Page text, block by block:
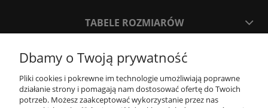
TABELE ROZMIARÓW
SPOSOBY PŁATNOŚCI ORAZ CZAS I KOSZTY DOSTAWY
Dbamy o Twoją prywatność
Pliki cookies i pokrewne im technologie umożliwiają poprawne
działanie strony i pomagają nam dostosować ofertę do Twoich
potrzeb. Możesz zaakceptować wykorzystanie przez nas